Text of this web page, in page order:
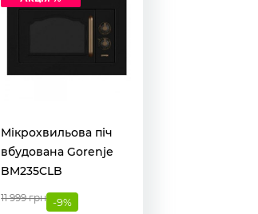
Мікрохвильова піч
вбудована Gorenje
BM235CLB
11 999 грн -9%